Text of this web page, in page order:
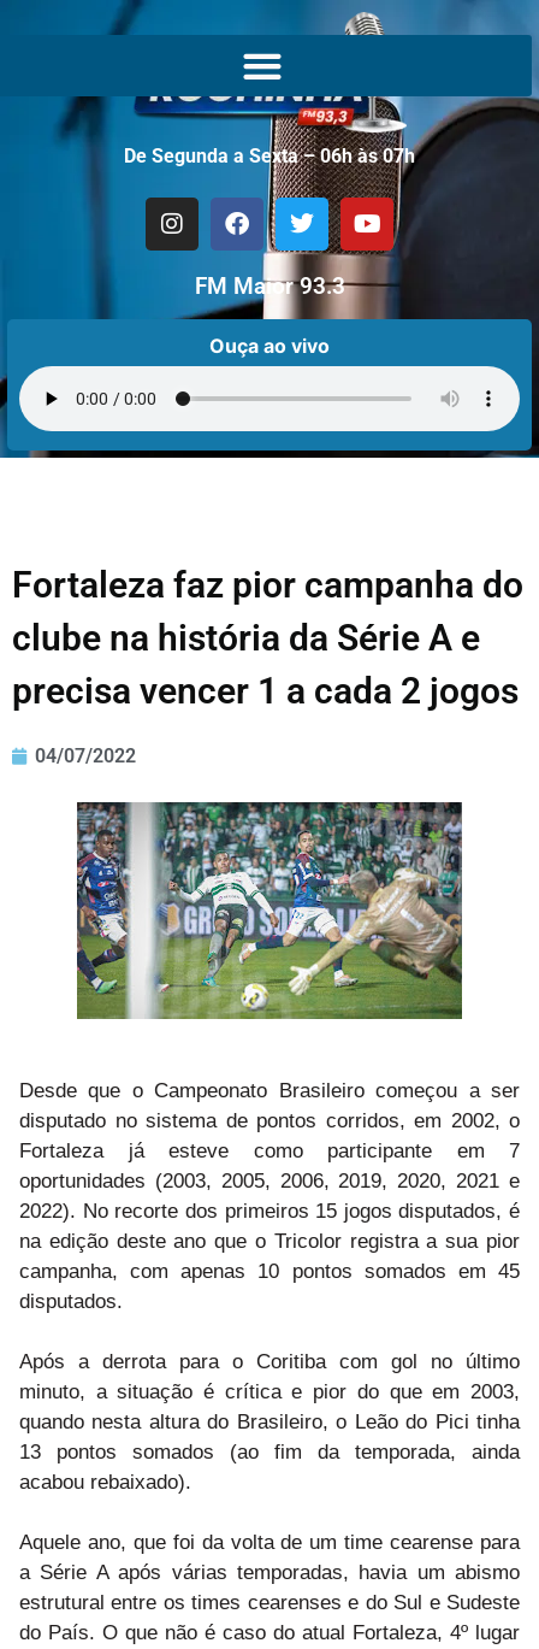
De Segunda a Sexta – 06h às 07h
FM Maior 93.3
Ouça ao vivo
Fortaleza faz pior campanha do
clube na história da Série A e
precisa vencer 1 a cada 2 jogos
04/07/2022
Desde que o Campeonato Brasileiro começou a ser
disputado no sistema de pontos corridos, em 2002, o
Fortaleza já esteve como participante em 7
oportunidades (2003, 2005, 2006, 2019, 2020, 2021 e
2022). No recorte dos primeiros 15 jogos disputados, é
na edição deste ano que o Tricolor registra a sua pior
campanha, com apenas 10 pontos somados em 45
disputados.
Após a derrota para o Coritiba com gol no último
minuto, a situação é crítica e pior do que em 2003,
quando nesta altura do Brasileiro, o Leão do Pici tinha
13 pontos somados (ao fim da temporada, ainda
acabou rebaixado).
Aquele ano, que foi da volta de um time cearense para
a Série A após várias temporadas, havia um abismo
estrutural entre os times cearenses e do Sul e Sudeste
do País. O que não é caso do atual Fortaleza, 4º lugar